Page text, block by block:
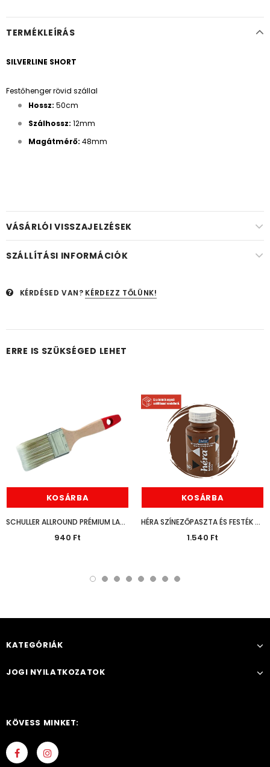
TERMÉKLEÍRÁS
SILVERLINE SHORT
Festőhenger rövid szállal
Hossz: 50cm
Szálhossz: 12mm
Magátmérő: 48mm
VÁSÁRLÓI VISSZAJELZÉSEK
SZÁLLÍTÁSI INFORMÁCIÓK
KÉRDÉSED VAN? KÉRDEZZ TŐLÜNK!
ERRE IS SZÜKSÉGED LEHET
KOSÁRBA
SCHULLER ALLROUND PRÉMIUM LAPOSECSET 30MM
940 Ft
KOSÁRBA
HÉRA SZÍNEZŐPASZTA ÉS FESTÉK BARNA 125ML
1.540 Ft
KATEGÓRIÁK
JOGI NYILATKOZATOK
KÖVESS MINKET: